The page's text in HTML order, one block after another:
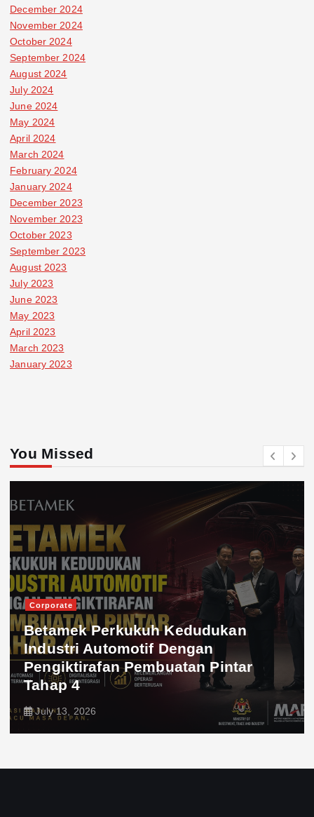
December 2024
November 2024
October 2024
September 2024
August 2024
July 2024
June 2024
May 2024
April 2024
March 2024
February 2024
January 2024
December 2023
November 2023
October 2023
September 2023
August 2023
July 2023
June 2023
May 2023
April 2023
March 2023
January 2023
You Missed
Corporate
Betamek Perkukuh Kedudukan
Industri Automotif Dengan
Pengiktirafan Pembuatan Pintar
Tahap 4
July 13, 2026